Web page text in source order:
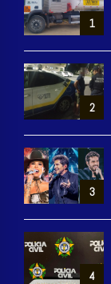
1
2
3
4